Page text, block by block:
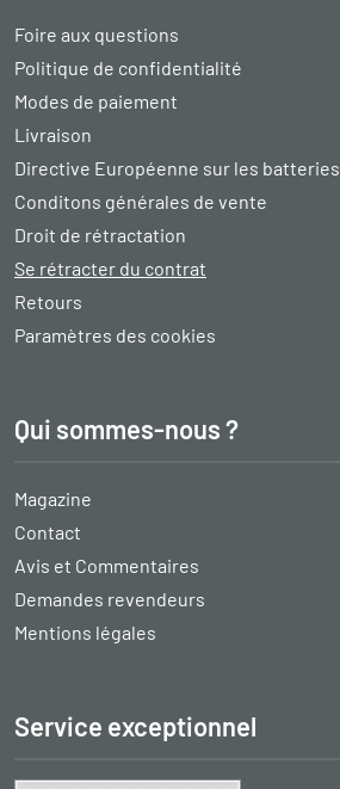
Foire aux questions
Politique de confidentialité
Modes de paiement
Livraison
Directive Européenne sur les batteries
Conditons générales de vente
Droit de rétractation
Se rétracter du contrat
Retours
Paramètres des cookies
Qui sommes-nous ?
Magazine
Contact
Avis et Commentaires
Demandes revendeurs
Mentions légales
Service exceptionnel